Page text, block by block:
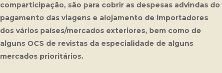
comparticipação, são para cobrir as despesas advindas do
pagamento das viagens e alojamento de importadores
dos vários países/mercados exteriores, bem como de
alguns OCS de revistas da especialidade de alguns
mercados prioritários.